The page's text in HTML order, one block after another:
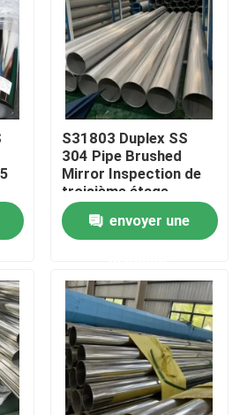
de solides solubles
solubles
304
S31803 Duplex SS
304 Pipe Brushed
Mirror Inspection de
troisième étage
Structure de
constructionenvoyer une